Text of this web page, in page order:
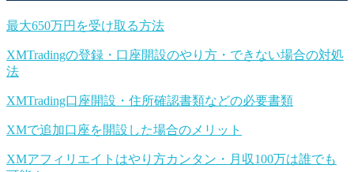
最大650万円を受け取る方法
XMTradingの登録・口座開設のやり方・できない場合の対処
法
XMTrading口座開設・住所確認書類などの必要書類
XMで追加口座を開設した場合のメリット
XMアフィリエイトはやり方カンタン・月収100万は誰でも